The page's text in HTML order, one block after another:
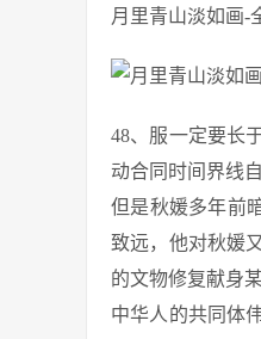
月里青山淡如画-
48、服一定要长
动合同时间界线
但是秋媛多年前
致远，他对秋媛
的文物修复献身
中华人的共同体